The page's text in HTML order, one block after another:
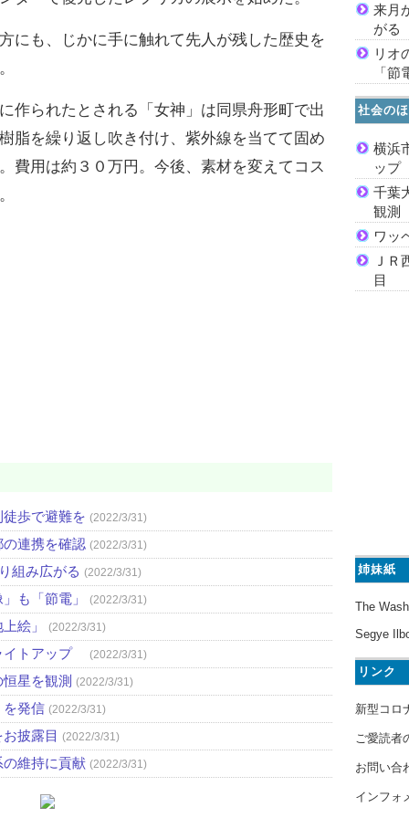
も、じかに手に触れて先人が残した歴史を
られたとされる「女神」は同県舟形町で出
脂を繰り返し吹き付け、紫外線を当てて固め
費用は約３０万円。今後、素材を変えてコス
歩で避難を (2022/3/31)
連携を確認 (2022/3/31)
組み広がる (2022/3/31)
も「節電」 (2022/3/31)
絵」 (2022/3/31)
イトアップ (2022/3/31)
星を観測 (2022/3/31)
を発信 (2022/3/31)
披露目 (2022/3/31)
維持に貢献 (2022/3/31)
来月
がる
リオ
「節
社会の
横浜
ッ
千葉
観測
ワッ
Ｊ
目
姉妹紙
The
Segye
リンク
新型コロ
ご愛読者
お問い合
インフォ